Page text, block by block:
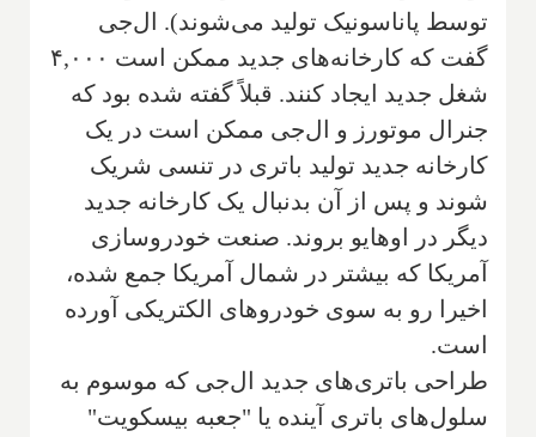
توسط پاناسونیک تولید می‌شوند). ال‌جی
گفت که کارخانه‌های جدید ممکن است ۴,۰۰۰
شغل جدید ایجاد کنند. قبلاً گفته شده بود که
جنرال موتورز و ال‌جی ممكن است در یک
كارخانه جدید تولید باتری در تنسی شریک
شوند و پس از آن بدنبال یک كارخانه جدید
دیگر در اوهایو بروند. صنعت خودروسازی
آمریکا که بیشتر در شمال آمریکا جمع شده،
اخیرا رو به سوی خودروهای الکتریکی آورده
است.
طراحی باتری‌های جدید ال‌جی که موسوم به
سلول‌های باتری آینده یا "جعبه بیسکویت"